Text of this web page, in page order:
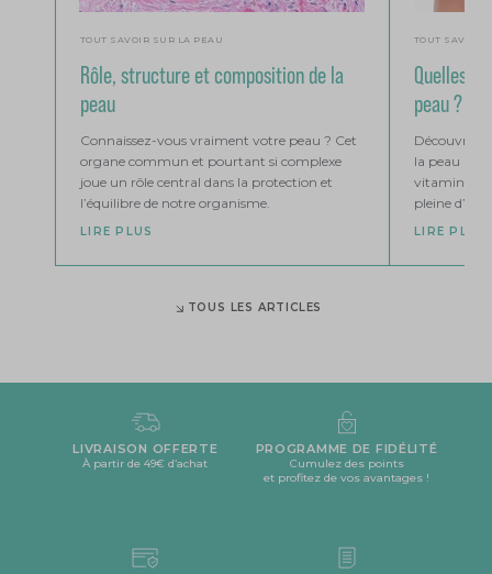
TOUT SAVOIR SUR LA PEAU
Rôle, structure et composition de la
peau
Connaissez-vous vraiment votre peau ? Cet
organe commun et pourtant si complexe
joue un rôle central dans la protection et
l’équilibre de notre organisme.
LIRE PLUS
TOUT SAVOIR
Quelles
peau ?
Découvrez
la peau
vitamines
pleine
LIRE PLUS
TOUS LES ARTICLES
LIVRAISON OFFERTE
À partir de 49€ d’achat
PROGRAMME DE FIDÉLITÉ
Cumulez des points
et profitez de vos avantages !